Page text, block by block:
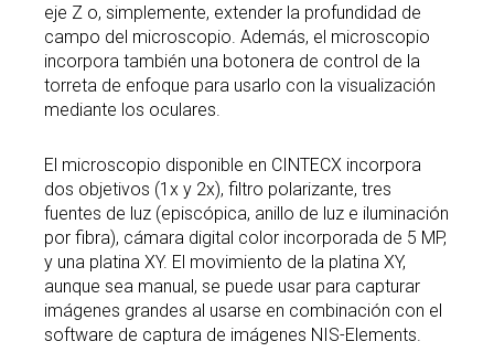
eje Z o, simplemente, extender la profundidad de
campo del microscopio. Además, el microscopio
incorpora también una botonera de control de la
torreta de enfoque para usarlo con la visualización
mediante los oculares.
El microscopio disponible en CINTECX incorpora
dos objetivos (1x y 2x), filtro polarizante, tres
fuentes de luz (episcópica, anillo de luz e iluminación
por fibra), cámara digital color incorporada de 5 MP,
y una platina XY. El movimiento de la platina XY,
aunque sea manual, se puede usar para capturar
imágenes grandes al usarse en combinación con el
software de captura de imágenes NIS-Elements.